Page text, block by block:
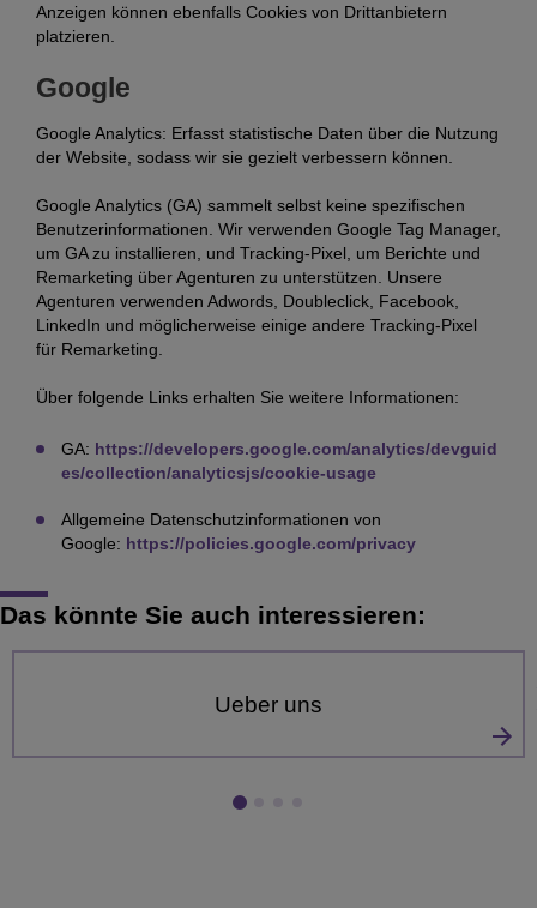
Anzeigen können ebenfalls Cookies von Drittanbietern
platzieren.
Google
Google Analytics: Erfasst statistische Daten über die Nutzung
der Website, sodass wir sie gezielt verbessern können.
Google Analytics (GA) sammelt selbst keine spezifischen
Benutzerinformationen. Wir verwenden Google Tag Manager,
um GA zu installieren, und Tracking-Pixel, um Berichte und
Remarketing über Agenturen zu unterstützen. Unsere
Agenturen verwenden Adwords, Doubleclick, Facebook,
LinkedIn und möglicherweise einige andere Tracking-Pixel
für Remarketing.
Über folgende Links erhalten Sie weitere Informationen:
GA: https://developers.google.com/analytics/devguid
es/collection/analyticsjs/cookie-usage
Allgemeine Datenschutzinformationen von
Google: https://policies.google.com/privacy
Das könnte Sie auch interessieren:
Ueber uns